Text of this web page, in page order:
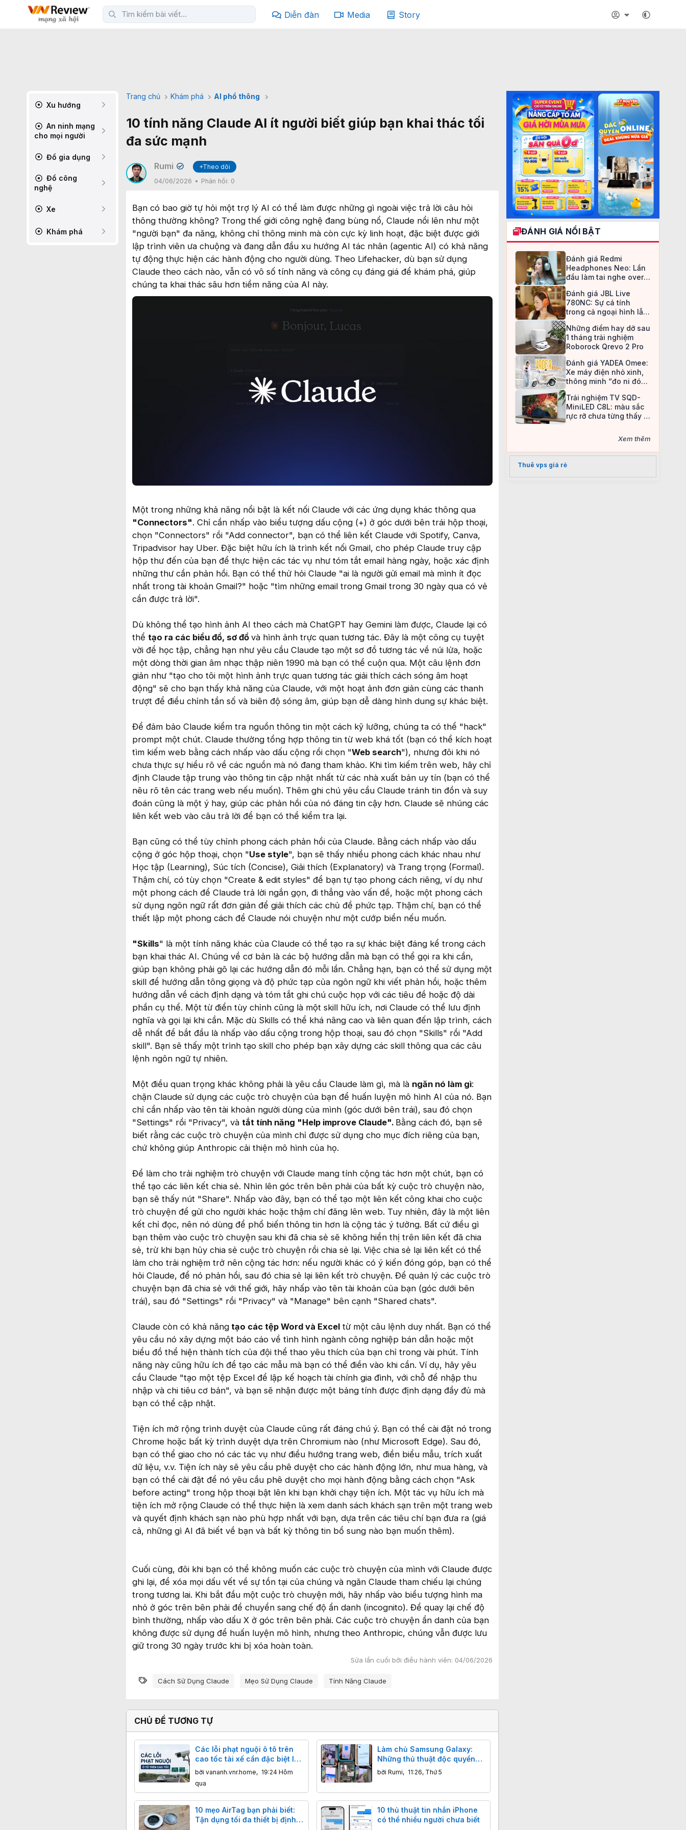
Diễn đàn Media Story
Xu hướng
An ninh mạng
cho mọi người
Đồ gia dụng
Đồ công
nghệ
Xe
Khám phá
Trang chủ Khám phá AI phổ thông
10 tính năng Claude AI ít người biết giúp bạn khai thác tối
đa sức mạnh
Rumi ✔
+Theo dõi
04/06/2026
Phản hồi: 0
Bạn có bao giờ tự hỏi một trợ lý AI có thể làm được những gì ngoài việc trả lời câu hỏi
thông thường không? Trong thế giới công nghệ đang bùng nổ, Claude nổi lên như một
"người bạn" đa năng, không chỉ thông minh mà còn cực kỳ linh hoạt, đặc biệt được giới
lập trình viên ưa chuộng và đang dẫn đầu xu hướng AI tác nhân (agentic AI) có khả năng
tự động thực hiện các hành động cho người dùng. Theo Lifehacker, dù bạn sử dụng
Claude theo cách nào, vẫn có vô số tính năng và công cụ đáng giá để khám phá, giúp
chúng ta khai thác sâu hơn tiềm năng của AI này.
Một trong những khả năng nổi bật là kết nối Claude với các ứng dụng khác thông qua
"Connectors". Chỉ cần nhấp vào biểu tượng dấu cộng (+) ở góc dưới bên trái hộp thoại,
chọn "Connectors" rồi "Add connector", bạn có thể liên kết Claude với Spotify, Canva,
Tripadvisor hay Uber. Đặc biệt hữu ích là trình kết nối Gmail, cho phép Claude truy cập
hộp thư đến của bạn để thực hiện các tác vụ như tóm tắt email hàng ngày, hoặc xác định
những thư cần phản hồi. Bạn có thể thử hỏi Claude "ai là người gửi email mà mình ít đọc
nhất trong tài khoản Gmail?" hoặc "tìm những email trong Gmail trong 30 ngày qua có vẻ
cần được trả lời".
Dù không thể tạo hình ảnh AI theo cách mà ChatGPT hay Gemini làm được, Claude lại có
thể tạo ra các biểu đồ, sơ đồ và hình ảnh trực quan tương tác. Đây là một công cụ tuyệt
vời để học tập, chẳng hạn như yêu cầu Claude tạo một sơ đồ tương tác về núi lửa, hoặc
một dòng thời gian âm nhạc thập niên 1990 mà bạn có thể cuộn qua. Một câu lệnh đơn
giản như "tạo cho tôi một hình ảnh trực quan tương tác giải thích cách sóng âm hoạt
động" sẽ cho bạn thấy khả năng của Claude, với một hoạt ảnh đơn giản cùng các thanh
trượt để điều chỉnh tần số và biên độ sóng âm, giúp bạn dễ dàng hình dung sự khác biệt.
Để đảm bảo Claude kiểm tra nguồn thông tin một cách kỹ lưỡng, chúng ta có thể "hack"
prompt một chút. Claude thường tổng hợp thông tin từ web khá tốt (bạn có thể kích hoạt
tìm kiếm web bằng cách nhấp vào dấu cộng rồi chọn "Web search"), nhưng đôi khi nó
chưa thực sự hiểu rõ về các nguồn mà nó đang tham khảo. Khi tìm kiếm trên web, hãy chỉ
định Claude tập trung vào thông tin cập nhật nhất từ các nhà xuất bản uy tín (bạn có thể
nêu rõ tên các trang web nếu muốn). Thêm ghi chú yêu cầu Claude tránh tin đồn và suy
đoán cũng là một ý hay, giúp các phản hồi của nó đáng tin cậy hơn. Claude sẽ nhúng các
liên kết web vào câu trả lời để bạn có thể kiểm tra lại.
Bạn cũng có thể tùy chỉnh phong cách phản hồi của Claude. Bằng cách nhấp vào dấu
cộng ở góc hộp thoại, chọn "Use style", bạn sẽ thấy nhiều phong cách khác nhau như
Học tập (Learning), Súc tích (Concise), Giải thích (Explanatory) và Trang trọng (Formal).
Thậm chí, có tùy chọn "Create & edit styles" để bạn tự tạo phong cách riêng, ví dụ như
một phong cách để Claude trả lời ngắn gọn, đi thẳng vào vấn đề, hoặc một phong cách
sử dụng ngôn ngữ rất đơn giản để giải thích các chủ đề phức tạp. Thậm chí, bạn có thể
thiết lập một phong cách để Claude nói chuyện như một cướp biển nếu muốn.
"Skills" là một tính năng khác của Claude có thể tạo ra sự khác biệt đáng kể trong cách
bạn khai thác AI. Chúng về cơ bản là các bộ hướng dẫn mà bạn có thể gọi ra khi cần,
giúp bạn không phải gõ lại các hướng dẫn đó mỗi lần. Chẳng hạn, bạn có thể sử dụng một
skill để hướng dẫn tông giọng và độ phức tạp của ngôn ngữ khi viết phản hồi, hoặc thêm
hướng dẫn về cách định dạng và tóm tắt ghi chú cuộc họp với các tiêu đề hoặc độ dài
phần cụ thể. Một từ điển tùy chỉnh cũng là một skill hữu ích, nơi Claude có thể lưu định
nghĩa và gọi lại khi cần. Mặc dù Skills có thể khá nâng cao và liên quan đến lập trình, cách
dễ nhất để bắt đầu là nhấp vào dấu cộng trong hộp thoại, sau đó chọn "Skills" rồi "Add
skill". Bạn sẽ thấy một trình tạo skill cho phép bạn xây dựng các skill thông qua các câu
lệnh ngôn ngữ tự nhiên.
Một điều quan trọng khác không phải là yêu cầu Claude làm gì, mà là ngăn nó làm gì:
chặn Claude sử dụng các cuộc trò chuyện của bạn để huấn luyện mô hình AI của nó. Bạn
chỉ cần nhấp vào tên tài khoản người dùng của mình (góc dưới bên trái), sau đó chọn
"Settings" rồi "Privacy", và tắt tính năng "Help improve Claude". Bằng cách đó, bạn sẽ
biết rằng các cuộc trò chuyện của mình chỉ được sử dụng cho mục đích riêng của bạn,
chứ không giúp Anthropic cải thiện mô hình của họ.
Để làm cho trải nghiệm trò chuyện với Claude mang tính cộng tác hơn một chút, bạn có
thể tạo các liên kết chia sẻ. Nhìn lên góc trên bên phải của bất kỳ cuộc trò chuyện nào,
bạn sẽ thấy nút "Share". Nhấp vào đây, bạn có thể tạo một liên kết công khai cho cuộc
trò chuyện để gửi cho người khác hoặc thậm chí đăng lên web. Tuy nhiên, đây là một liên
kết chỉ đọc, nên nó dùng để phổ biến thông tin hơn là cộng tác ý tưởng. Bất cứ điều gì
bạn thêm vào cuộc trò chuyện sau khi đã chia sẻ sẽ không hiển thị trên liên kết đã chia
sẻ, trừ khi bạn hủy chia sẻ cuộc trò chuyện rồi chia sẻ lại. Việc chia sẻ lại liên kết có thể
làm cho trải nghiệm trở nên cộng tác hơn: nếu người khác có ý kiến đóng góp, bạn có thể
hỏi Claude, để nó phản hồi, sau đó chia sẻ lại liên kết trò chuyện. Để quản lý các cuộc trò
chuyện bạn đã chia sẻ với thế giới, hãy nhấp vào tên tài khoản của bạn (góc dưới bên
trái), sau đó "Settings" rồi "Privacy" và "Manage" bên cạnh "Shared chats".
Claude còn có khả năng tạo các tệp Word và Excel từ một câu lệnh duy nhất. Bạn có thể
yêu cầu nó xây dựng một báo cáo về tình hình ngành công nghiệp bán dẫn hoặc một
biểu đồ thể hiện thành tích của đội thể thao yêu thích của bạn chỉ trong vài phút. Tính
năng này cũng hữu ích để tạo các mẫu mà bạn có thể điền vào khi cần. Ví dụ, hãy yêu
cầu Claude "tạo một tệp Excel để lập kế hoạch tài chính gia đình, với chỗ để nhập thu
nhập và chi tiêu cơ bản", và bạn sẽ nhận được một bảng tính được định dạng đầy đủ mà
bạn có thể cập nhật.
Tiện ích mở rộng trình duyệt của Claude cũng rất đáng chú ý. Bạn có thể cài đặt nó trong
Chrome hoặc bất kỳ trình duyệt dựa trên Chromium nào (như Microsoft Edge). Sau đó,
bạn có thể giao cho nó các tác vụ như điều hướng trang web, điền biểu mẫu, trích xuất
dữ liệu, v.v. Tiện ích này sẽ yêu cầu phê duyệt cho các hành động lớn, như mua hàng, và
bạn có thể cài đặt để nó yêu cầu phê duyệt cho mọi hành động bằng cách chọn "Ask
before acting" trong hộp thoại bật lên khi bạn khởi chạy tiện ích. Một tác vụ hữu ích mà
tiện ích mở rộng Claude có thể thực hiện là xem danh sách khách sạn trên một trang web
và quyết định khách sạn nào phù hợp nhất với bạn, dựa trên các tiêu chí bạn đưa ra (giá
cả, những gì AI đã biết về bạn và bất kỳ thông tin bổ sung nào bạn muốn thêm).
Cuối cùng, đôi khi bạn có thể không muốn các cuộc trò chuyện của mình với Claude được
ghi lại, để xóa mọi dấu vết về sự tồn tại của chúng và ngăn Claude tham chiếu lại chúng
trong tương lai. Khi bắt đầu một cuộc trò chuyện mới, hãy nhấp vào biểu tượng hình ma
nhỏ ở góc trên bên phải để chuyển sang chế độ ẩn danh (incognito). Để quay lại chế độ
bình thường, nhấp vào dấu X ở góc trên bên phải. Các cuộc trò chuyện ẩn danh của bạn
không được sử dụng để huấn luyện mô hình, nhưng theo Anthropic, chúng vẫn được lưu
giữ trong 30 ngày trước khi bị xóa hoàn toàn.
Sửa lần cuối bởi điều hành viên: 04/06/2026
Từ khóa
Cách Sử Dụng Claude Mẹo Sử Dụng Claude Tính Năng Claude
CHỦ ĐỀ TƯƠNG TỰ
Các lỗi phạt nguội ô tô trên
cao tốc tài xế cần đặc biệt lưu
ýbởi vananh.vnr.home, 19:24 Hôm
qua
Làm chủ Samsung Galaxy:
Những thủ thuật độc quyền
bạn cần biết
bởi Rumi, 11:26, Thứ 5
10 mẹo AirTag bạn phải biết:
Tận dụng tối đa thiết bị định
10 thủ thuật tin nhắn iPhone
có thể nhiều người chưa biết
ĐÁNH GIÁ NỔI BẬT
Đánh giá Redmi
Headphones Neo: Lần
đầu làm tai nghe over-
an toàn
Đánh giá JBL Live
780NC: Sự cá tính
trong cả ngoại hình lẫn
Những điểm hay dở sau
1 tháng trải nghiệm
Roborock Qrevo 2 Pro
Đánh giá YADEA Omee:
Xe máy điện nhỏ xinh,
thông minh “đo ni đóng
Trải nghiệm TV SQD-
MiniLED C8L: màu sắc
rực rỡ chưa từng thấy ở
Xem thêm
Thuê vps giá rẻ